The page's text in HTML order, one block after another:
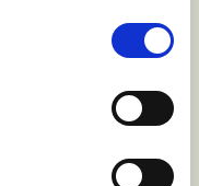
zúčastnit,